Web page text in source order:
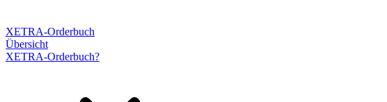
XETRA-Orderbuch
Übersicht
XETRA-Orderbuch?